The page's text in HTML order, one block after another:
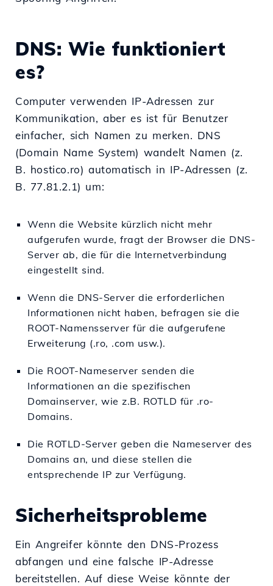
DNS: Wie funktioniert
es?
Computer verwenden IP-Adressen zur
Kommunikation, aber es ist für Benutzer
einfacher, sich Namen zu merken. DNS
(Domain Name System) wandelt Namen (z.
B. hostico.ro) automatisch in IP-Adressen (z.
B. 77.81.2.1) um:
Wenn die Website kürzlich nicht mehr
aufgerufen wurde, fragt der Browser die DNS-
Server ab, die für die Internetverbindung
eingestellt sind.
Wenn die DNS-Server die erforderlichen
Informationen nicht haben, befragen sie die
ROOT-Namensserver für die aufgerufene
Erweiterung (.ro, .com usw.).
Die ROOT-Nameserver senden die
Informationen an die spezifischen
Domainserver, wie z.B. ROTLD für .ro-
Domains.
Die ROTLD-Server geben die Nameserver des
Domains an, und diese stellen die
entsprechende IP zur Verfügung.
Sicherheitsprobleme
Ein Angreifer könnte den DNS-Prozess
abfangen und eine falsche IP-Adresse
bereitstellen. Auf diese Weise könnte der